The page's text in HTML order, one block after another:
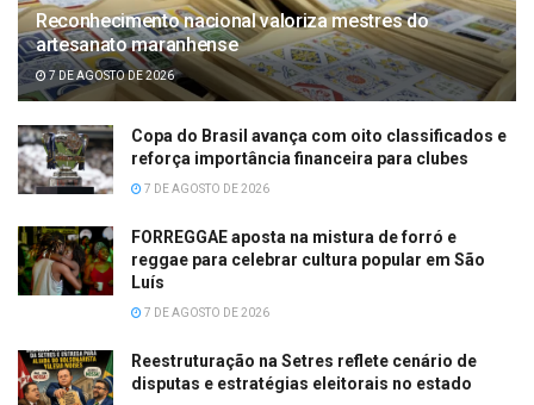
Reconhecimento nacional valoriza mestres do
artesanato maranhense
7 DE AGOSTO DE 2026
Copa do Brasil avança com oito classificados e
reforça importância financeira para clubes
7 DE AGOSTO DE 2026
FORREGGAE aposta na mistura de forró e
reggae para celebrar cultura popular em São
Luís
7 DE AGOSTO DE 2026
Reestruturação na Setres reflete cenário de
disputas e estratégias eleitorais no estado